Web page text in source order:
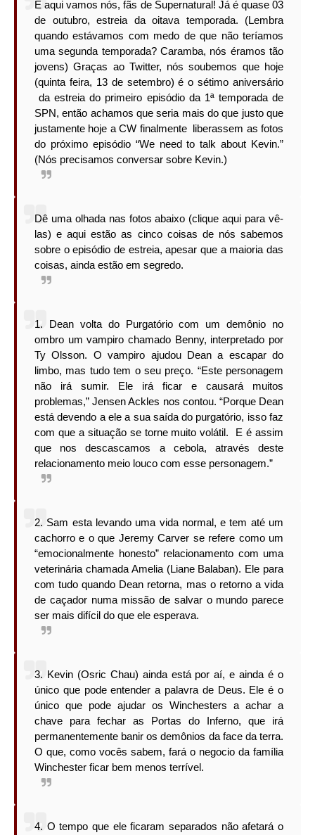
E aqui vamos nós, fãs de Supernatural! Já é quase 03
de outubro, estreia da oitava temporada. (Lembra
quando estávamos com medo de que não teríamos
uma segunda temporada? Caramba, nós éramos tão
jovens) Graças ao Twitter, nós soubemos que hoje
(quinta feira, 13 de setembro) é o sétimo aniversário
da estreia do primeiro episódio da 1ª temporada de
SPN, então achamos que seria mais do que justo que
justamente hoje a CW finalmente liberassem as fotos
do próximo episódio “We need to talk about Kevin.”
(Nós precisamos conversar sobre Kevin.)
Dê uma olhada nas fotos abaixo (clique aqui para vê-
las) e aqui estão as cinco coisas de nós sabemos
sobre o episódio de estreia, apesar que a maioria das
coisas, ainda estão em segredo.
1. Dean volta do Purgatório com um demônio no
ombro um vampiro chamado Benny, interpretado por
Ty Olsson. O vampiro ajudou Dean a escapar do
limbo, mas tudo tem o seu preço. “Este personagem
não irá sumir. Ele irá ficar e causará muitos
problemas,” Jensen Ackles nos contou. “Porque Dean
está devendo a ele a sua saída do purgatório, isso faz
com que a situação se torne muito volátil. E é assim
que nos descascamos a cebola, através deste
relacionamento meio louco com esse personagem.”
2. Sam esta levando uma vida normal, e tem até um
cachorro e o que Jeremy Carver se refere como um
“emocionalmente honesto” relacionamento com uma
veterinária chamada Amelia (Liane Balaban). Ele para
com tudo quando Dean retorna, mas o retorno a vida
de caçador numa missão de salvar o mundo parece
ser mais difícil do que ele esperava.
3. Kevin (Osric Chau) ainda está por aí, e ainda é o
único que pode entender a palavra de Deus. Ele é o
único que pode ajudar os Winchesters a achar a
chave para fechar as Portas do Inferno, que irá
permanentemente banir os demônios da face da terra.
O que, como vocês sabem, fará o negocio da família
Winchester ficar bem menos terrível.
4. O tempo que ele ficaram separados não afetará o